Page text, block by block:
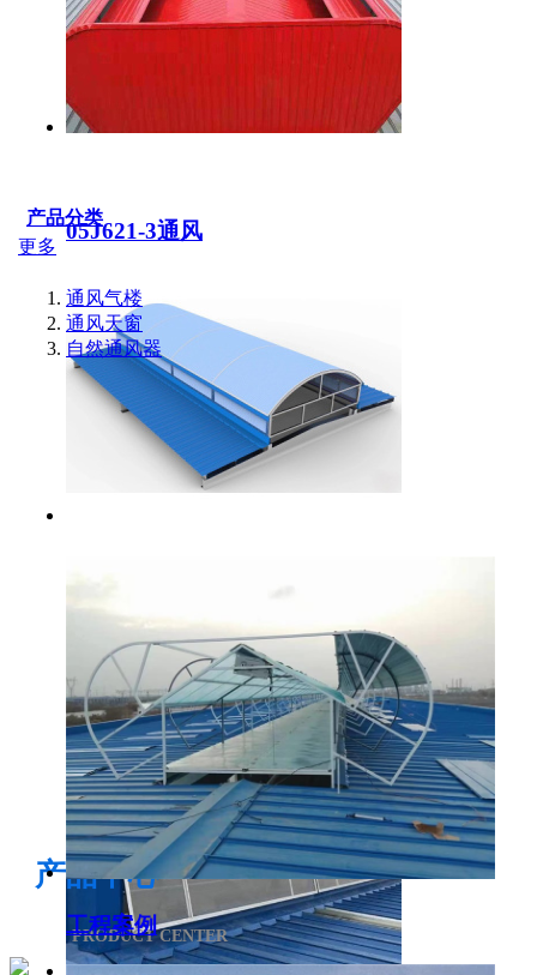
05J621-3通风
电开启通风气楼
产品分类
更多
通风气楼
通风天窗
自然通风器
产品中心
PRODUCT CENTER
工程案例